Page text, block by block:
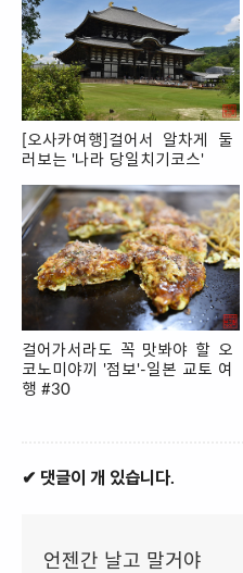
[오사카여행]걸어서 알차게 둘
러보는 '나라 당일치기코스'
걸어가서라도 꼭 맛봐야 할 오
코노미야끼 '점보'-일본 교토 여
행 #30
✔ 댓글이 개 있습니다.
언젠간 날고 말거야